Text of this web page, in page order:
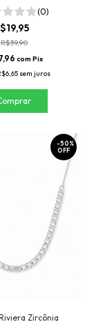
(0)
R$39,90
com Pix
sem juros
Zircônia
-50%
OFF